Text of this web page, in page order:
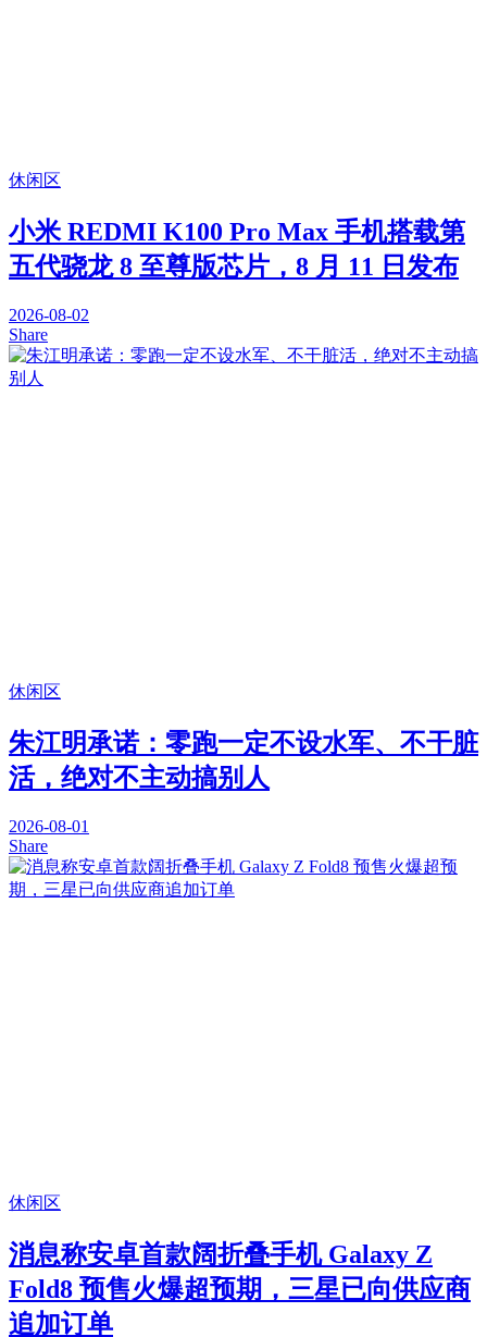
休闲区
小米 REDMI K100 Pro Max 手机搭载第
五代骁龙 8 至尊版芯片，8 月 11 日发布
2026-08-02
Share
休闲区
朱江明承诺：零跑一定不设水军、不干脏
活，绝对不主动搞别人
2026-08-01
Share
休闲区
消息称安卓首款阔折叠手机 Galaxy Z
Fold8 预售火爆超预期，三星已向供应商
追加订单